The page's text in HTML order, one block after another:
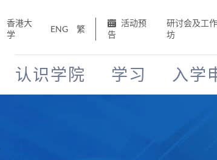
香港大
学
ENG 繁
活动预
告
研讨会及工作
坊
认识学院 学习 入学